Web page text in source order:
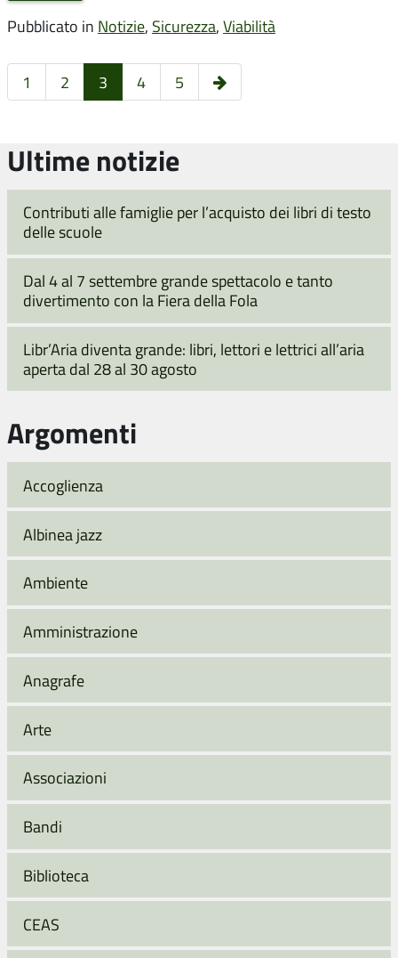
Pubblicato in Notizie, Sicurezza, Viabilità
1 2 3 4 5
Pagina
successiva
Ultime notizie
Contributi alle famiglie per l’acquisto dei libri di testo
delle scuole
Dal 4 al 7 settembre grande spettacolo e tanto
divertimento con la Fiera della Fola
Libr’Aria diventa grande: libri, lettori e lettrici all’aria
aperta dal 28 al 30 agosto
Argomenti
Accoglienza
Albinea jazz
Ambiente
Amministrazione
Anagrafe
Arte
Associazioni
Bandi
Biblioteca
CEAS